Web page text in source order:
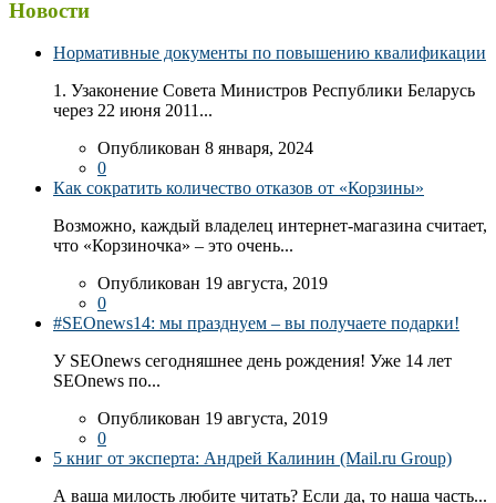
Новости
Нормативные документы по повышению квалификации
1. Узаконение Совета Министров Республики Беларусь
через 22 июня 2011...
Опубликован 8 января, 2024
0
Как сократить количество отказов от «Корзины»
Возможно, каждый владелец интернет-магазина считает,
что «Корзиночка» – это очень...
Опубликован 19 августа, 2019
0
#SEOnews14: мы празднуем – вы получаете подарки!
У SEOnews сегодняшнее день рождения! Уже 14 лет
SEOnews по...
Опубликован 19 августа, 2019
0
5 книг от эксперта: Андрей Калинин (Mail.ru Group)
А ваша милость любите читать? Если да, то наша часть...